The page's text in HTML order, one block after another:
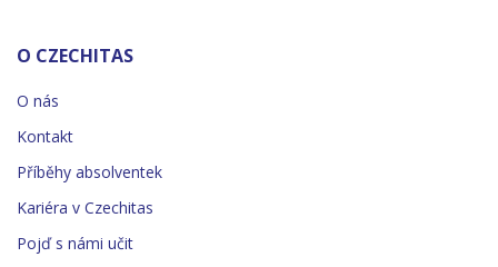
O CZECHITAS
O nás
Kontakt
Příběhy absolventek
Kariéra v Czechitas
Pojď s námi učit